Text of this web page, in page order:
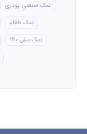
نمک صنعتی پودری
نمک طعام
نمک مش 130